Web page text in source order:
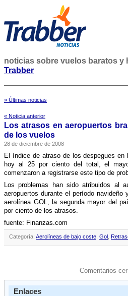
noticias sobre vuelos baratos y
Trabber
» Últimas noticias
« Noticia anterior
Los atrasos en aeropuertos
de los vuelos
28 de diciembre de 2008
El í­ndice de atraso de los despegues en
hoy al 25 por ciento del total, el
comenzaron a registrarse este tipo de
Los problemas han sido atribuidos al
aeropuertos durante el perí­odo
aerolí­nea GOL, la segunda mayor del
por ciento de los atrasos.
fuente: Finanzas.com
Categoría: Aerolíneas de bajo coste Gol
Comentarios
Enlaces